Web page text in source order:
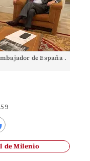
de España .
de Milenio